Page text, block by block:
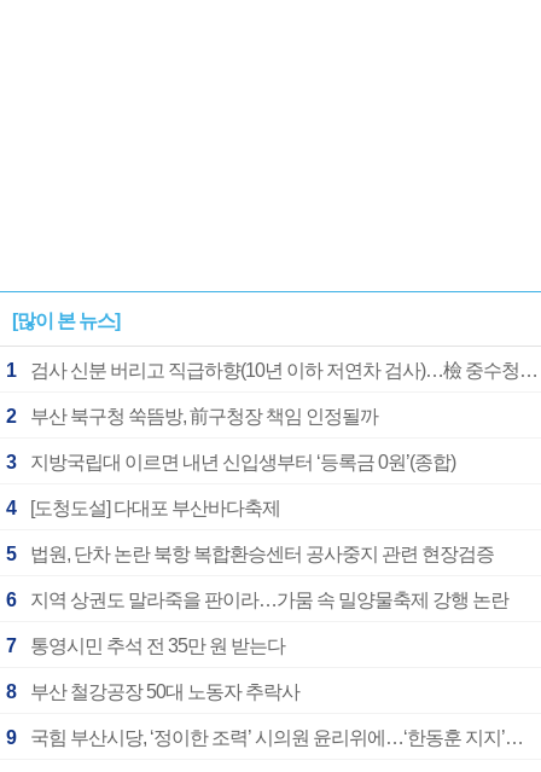
[많이 본 뉴스]
1 검사 신분 버리고 직급하향(10년 이하 저연차 검사)…檢 중수청행 기피
2 부산 북구청 쑥뜸방, 前구청장 책임 인정될까
3 지방국립대 이르면 내년 신입생부터 ‘등록금 0원’(종합)
4 [도청도설] 다대포 부산바다축제
5 법원, 단차 논란 북항 복합환승센터 공사중지 관련 현장검증
6 지역 상권도 말라죽을 판이라…가뭄 속 밀양물축제 강행 논란
7 통영시민 추석 전 35만 원 받는다
8 부산 철강공장 50대 노동자 추락사
9 국힘 부산시당, ‘정이한 조력’ 시의원 윤리위에…‘한동훈 지지’도 신고접수